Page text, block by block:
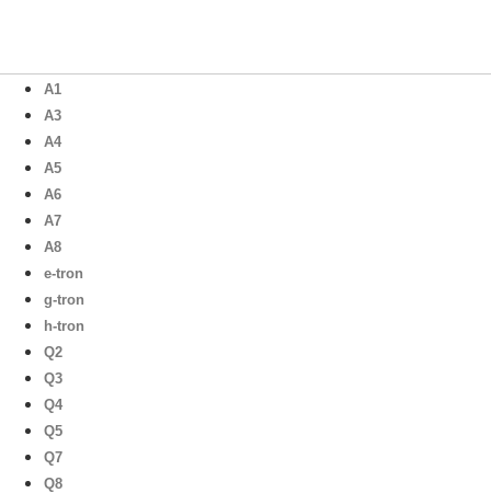
A1
A3
A4
A5
A6
A7
A8
e-tron
g-tron
h-tron
Q2
Q3
Q4
Q5
Q7
Q8